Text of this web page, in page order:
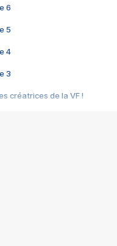
6
5
4
3
créatrices de la VF !